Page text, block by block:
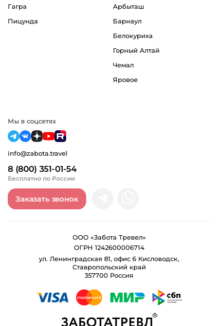
Гагра
Пицунда
Арбыташ
Барнаул
Белокуриха
Горный Алтай
Чемал
Яровое
8 (800) 351-01-54
Бесплатно по России
info@zabota.travel
Заказать звонок
Мы в соцсетях
ООО «Забота Тревел»
ОГРН 1242600006714
ул. Ленинградская 81, офис 6 Кисловодск,
Ставропольский край
357700 Россия